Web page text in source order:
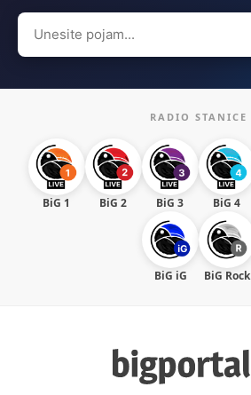
Search
for:
RADIO STANICE
BiG 1 BiG 2 BiG 3 BiG 4
BiG iG BiG Rock